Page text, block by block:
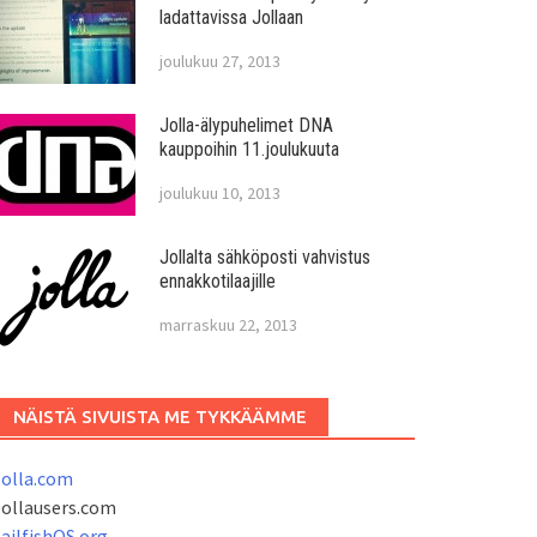
ladattavissa Jollaan
joulukuu 27, 2013
Jolla-älypuhelimet DNA
kauppoihin 11.joulukuuta
joulukuu 10, 2013
Jollalta sähköposti vahvistus
ennakkotilaajille
marraskuu 22, 2013
NÄISTÄ SIVUISTA ME TYKKÄÄMME